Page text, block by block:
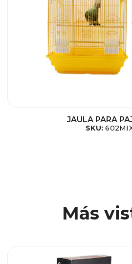
JAULA PARA
SKU:
Más